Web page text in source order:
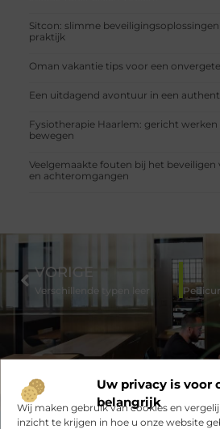
Uw privacy is voor
belangrijk
Wij maken gebruik van cookies en
inzicht te krijgen in hoe u onze website
Sitcon: slimme
praktijk
Oman vakantie tips voor een
Een uitdagend avontuur in een
Fysiotherapie Haarlem: gericht werken
bewegen
Veelgemaakte fouten bij het beveiligen
en achteromgangen
VORIGE
Verschillende typen leer